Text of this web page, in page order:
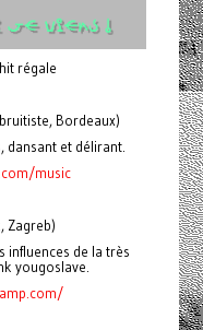
régale
Bordeaux)
dansant et délirant.
music
Zagreb)
influences de la très
yougoslave.